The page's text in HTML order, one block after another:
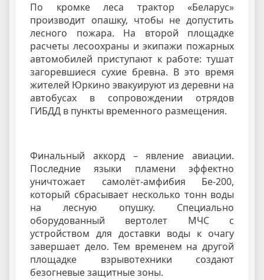
По кромке леса трактор «Беларус»
производит опашку, чтобы не допустить
лесного пожара. На второй площадке
расчеты лесоохраны и экипажи пожарных
автомобилей приступают к работе: тушат
загоревшиеся сухие бревна. В это время
жителей Юркино эвакуируют из деревни на
автобусах в сопровождении отрядов
ГИБДД в пункты временного размещения.
Финальный аккорд – явление авиации.
Последние языки пламени эффектно
уничтожает самолёт-амфибия Бе-200,
который сбрасывает несколько тонн воды
на лесную опушку. Специально
оборудованный вертолет МЧС с
устройством для доставки воды к очагу
завершает дело. Тем временем на другой
площадке взрывотехники создают
безогневые защитные зоны.